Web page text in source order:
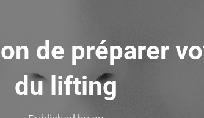
de préparer
du lifting